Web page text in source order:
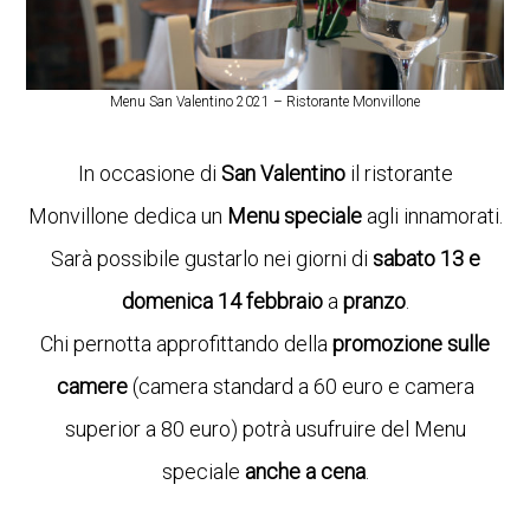
Menu San Valentino 2021 – Ristorante Monvillone
In occasione di San Valentinoil ristorante
Monvillone dedica un Menu specialeagli innamorati.
Sarà possibile gustarlo nei giorni di sabato 13 e
domenica 14 febbraioa pranzo.
Chi pernotta approfittando della promozione sulle
camere(camera standard a 60 euro e camera
superior a 80 euro) potrà usufruire del Menu
speciale anche a cena.